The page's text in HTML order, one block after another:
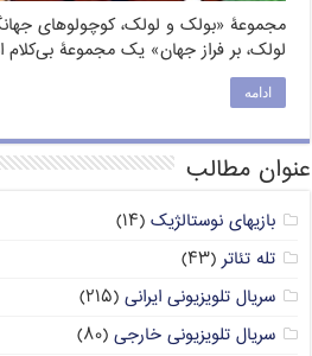
مجموعۀ «بولک و لولک، کوچولوهای
لولک، بر فراز جهان» یک مجموعۀ
ادامه
عنوان مطالب
بازیهای نوستالژیک (۱۴)
تله تئاتر (۴۳)
سریال تلویزیونی ایرانی (۲۱۵)
سریال تلویزیونی خارجی (۸۰)